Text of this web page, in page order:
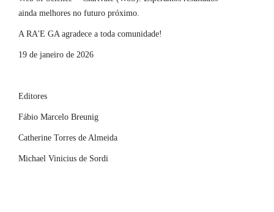
ainda melhores no futuro próximo.
A RA'E GA agradece a toda comunidade!
19 de janeiro de 2026
Editores
Fábio Marcelo Breunig
Catherine Torres de Almeida
Michael Vinicius de Sordi